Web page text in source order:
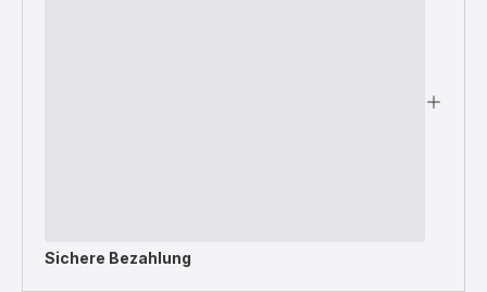
Sichere Bezahlung